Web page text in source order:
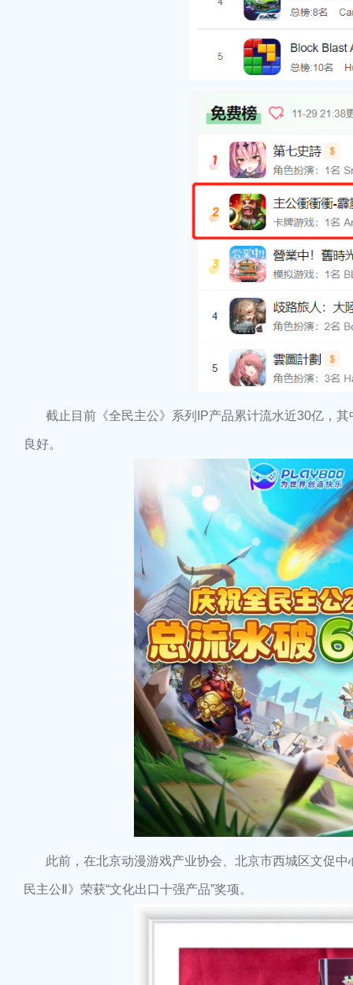
截止目前《全民主公》系列IP产品累计流水近30亿，其
良好。
此前，在北京动漫游戏产业协会、北京市西城区文促中
民主公Ⅱ》荣获“文化出口十强产品”奖项。